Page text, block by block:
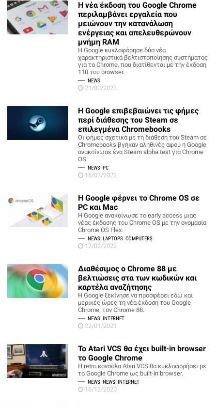
Η νέα έκδοση του Google Chrome
περιλαμβάνει εργαλεία που
μειώνουν την κατανάλωση
ενέργειας και απελευθερώνουν
μνήμη RAM
Η Google κυκλοφόρησε δύο νέα
χαρακτηριστικά βελτιστοποίησης συστήματος
για το Chrome, που διατίθενται με την έκδοση
110 του browser.
NEWS
21/02/2023
Η Google επιβεβαιώνει τις φήμες
περί διάθεσης του Steam σε
επιλεγμένα Chromebooks
Οι φήμες σχετικά με τη διάθεση του Steam σε
Chromebooks βγήκαν αληθινές αφού η Google
ανακοίνωσε ένα Steam alpha test για Chrome
OS.
NEWS PC
16/03/2022
Η Google φέρνει το Chrome OS σε
PC και Mac
Η Google ανακοίνωσε το early access μιας
νέας έκδοσης του Chrome OS με την ονομασία
Chrome OS Flex.
NEWS LAPTOPS COMPUTERS
17/02/2022
Διαθέσιμος ο Chrome 88 με
βελτιώσεις στα των κωδικών και
καρτέλα αναζήτησης
Η Google ξεκίνησε να προσφέρει εδώ και
μερικές ώρες τη νέα έκδοση του Google
Chrome, τον Chrome 88.
NEWS INTERNET
22/01/2021
Το Atari VCS θα έχει built-in browser
το Google Chrome
Η retro κονσόλα Atari VCS θα κυκλοφορήσει με
το Google Chrome ως built-in browser.
NEWS NEWS INTERNET
16/12/2020